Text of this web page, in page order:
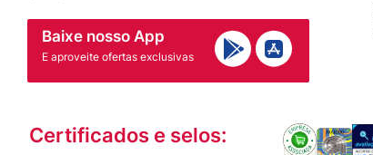
Baixe nosso App
E aproveite ofertas exclusivas
Certificados e selos: